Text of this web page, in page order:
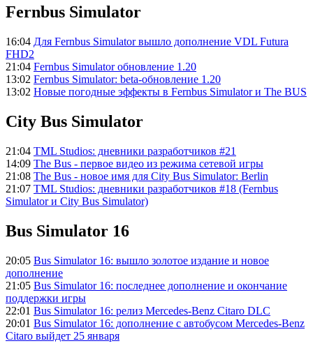
Fernbus Simulator
16:04 Для Fernbus Simulator вышло дополнение VDL Futura
FHD2
21:04 Fernbus Simulator обновление 1.20
13:02 Fernbus Simulator: beta-обновление 1.20
13:02 Новые погодные эффекты в Fernbus Simulator и The BUS
City Bus Simulator
21:04 TML Studios: дневники разработчиков #21
14:09 The Bus - первое видео из режима сетевой игры
21:08 The Bus - новое имя для City Bus Simulator: Berlin
21:07 TML Studios: дневники разработчиков #18 (Fernbus
Simulator и City Bus Simulator)
Bus Simulator 16
20:05 Bus Simulator 16: вышло золотое издание и новое
дополнение
21:05 Bus Simulator 16: последнее дополнение и окончание
поддержки игры
22:01 Bus Simulator 16: релиз Mercedes-Benz Citaro DLC
20:01 Bus Simulator 16: дополнение с автобусом Mercedes-Benz
Citaro выйдет 25 января